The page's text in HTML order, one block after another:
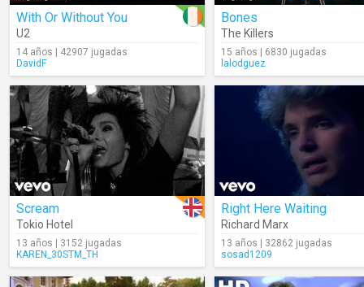
With Or Without You
U2
14 años | 42907 jugadas
DavidF
Bones
The Killers
15 años | 6830 jugadas
lalodguez
Scream
Tokio Hotel
13 años | 3152 jugadas
KAREN_30STM_TH
Right Here Waiting
Richard Marx
13 años | 32862 jugadas
sosad1209